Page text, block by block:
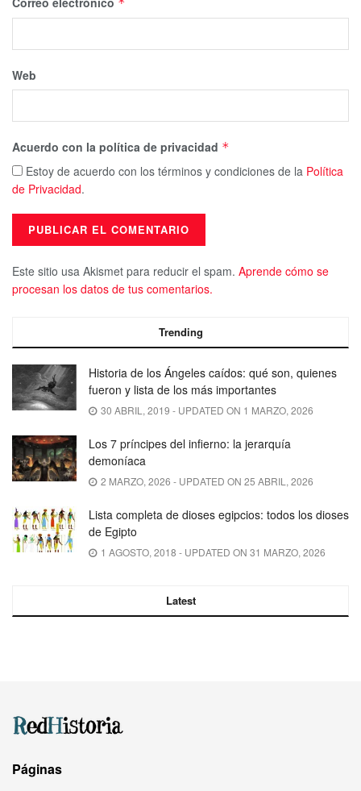
Web
Acuerdo con la política de privacidad *
Estoy de acuerdo con los términos y condiciones de la Política
de Privacidad.
Este sitio usa Akismet para reducir el spam. Aprende cómo se
procesan los datos de tus comentarios.
Trending
Historia de los Ángeles caídos: qué son, quienes
fueron y lista de los más importantes
30 ABRIL, 2019 - UPDATED ON 1 MARZO, 2026
Los 7 príncipes del infierno: la jerarquía
demoníaca
2 MARZO, 2026 - UPDATED ON 25 ABRIL, 2026
Lista completa de dioses egipcios: todos los dioses
de Egipto
1 AGOSTO, 2018 - UPDATED ON 31 MARZO, 2026
Latest
Páginas